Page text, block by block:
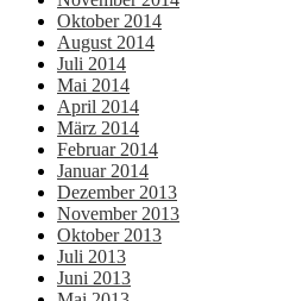
Oktober 2014
August 2014
Juli 2014
Mai 2014
April 2014
März 2014
Februar 2014
Januar 2014
Dezember 2013
November 2013
Oktober 2013
Juli 2013
Juni 2013